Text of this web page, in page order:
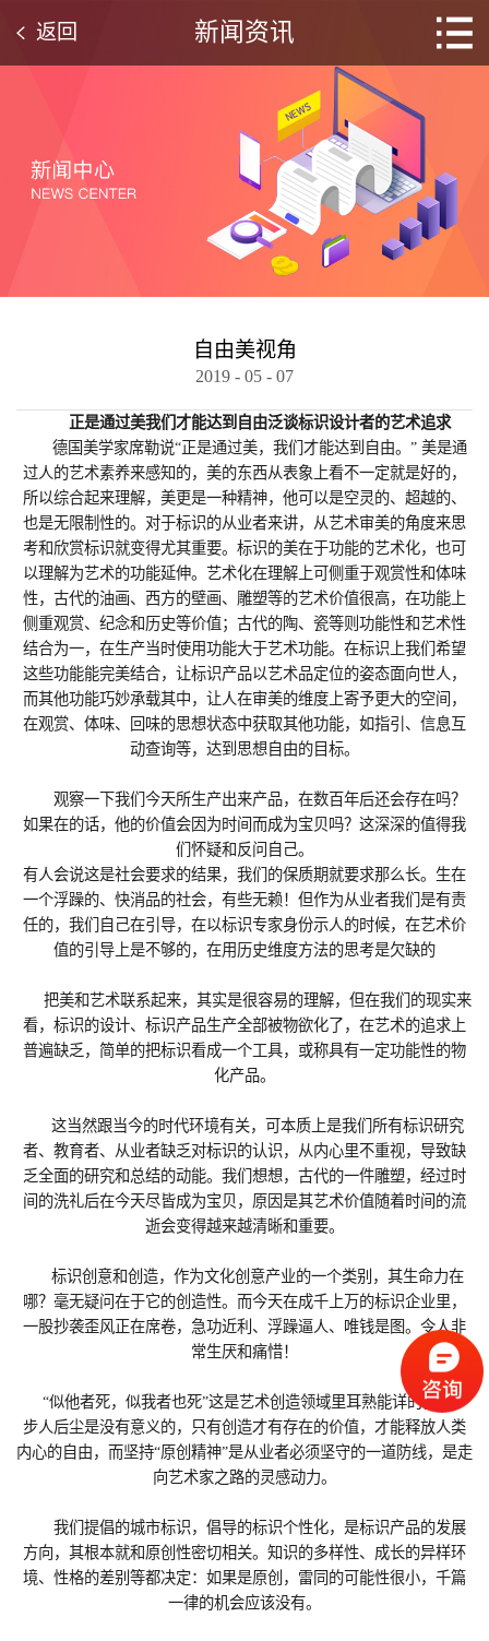
新闻资讯
返回
自由美视角
2019 - 05 - 07
正是通过美我们才能达到自由泛谈标识设计者的艺术追求
德国美学家席勒说“正是通过美，我们才能达到自由。” 美是通
过人的艺术素养来感知的，美的东西从表象上看不一定就是好的，
所以综合起来理解，美更是一种精神，他可以是空灵的、超越的、
也是无限制性的。对于标识的从业者来讲，从艺术审美的角度来思
考和欣赏标识就变得尤其重要。标识的美在于功能的艺术化，也可
以理解为艺术的功能延伸。艺术化在理解上可侧重于观赏性和体味
性，古代的油画、西方的壁画、雕塑等的艺术价值很高，在功能上
侧重观赏、纪念和历史等价值；古代的陶、瓷等则功能性和艺术性
结合为一，在生产当时使用功能大于艺术功能。在标识上我们希望
这些功能能完美结合，让标识产品以艺术品定位的姿态面向世人，
而其他功能巧妙承载其中，让人在审美的维度上寄予更大的空间，
在观赏、体味、回味的思想状态中获取其他功能，如指引、信息互
动查询等，达到思想自由的目标。
观察一下我们今天所生产出来产品，在数百年后还会存在吗？
如果在的话，他的价值会因为时间而成为宝贝吗？这深深的值得我
们怀疑和反问自己。
有人会说这是社会要求的结果，我们的保质期就要求那么长。生在
一个浮躁的、快消品的社会，有些无赖！但作为从业者我们是有责
任的，我们自己在引导，在以标识专家身份示人的时候，在艺术价
值的引导上是不够的，在用历史维度方法的思考是欠缺的
把美和艺术联系起来，其实是很容易的理解，但在我们的现实来
看，标识的设计、标识产品生产全部被物欲化了，在艺术的追求上
普遍缺乏，简单的把标识看成一个工具，或称具有一定功能性的物
化产品。
这当然跟当今的时代环境有关，可本质上是我们所有标识研究
者、教育者、从业者缺乏对标识的认识，从内心里不重视，导致缺
乏全面的研究和总结的动能。我们想想，古代的一件雕塑，经过时
间的洗礼后在今天尽皆成为宝贝，原因是其艺术价值随着时间的流
逝会变得越来越清晰和重要。
标识创意和创造，作为文化创意产业的一个类别，其生命力在
哪？毫无疑问在于它的创造性。而今天在成千上万的标识企业里，
一股抄袭歪风正在席卷，急功近利、浮躁逼人、唯钱是图。令人非
常生厌和痛惜！
“似他者死，似我者也死”这是艺术创造领域里耳熟能详的教导，
步人后尘是没有意义的，只有创造才有存在的价值，才能释放人类
内心的自由，而坚持“原创精神”是从业者必须坚守的一道防线，是走
向艺术家之路的灵感动力。
我们提倡的城市标识，倡导的标识个性化，是标识产品的发展
方向，其根本就和原创性密切相关。知识的多样性、成长的异样环
境、性格的差别等都决定：如果是原创，雷同的可能性很小，千篇
一律的机会应该没有。